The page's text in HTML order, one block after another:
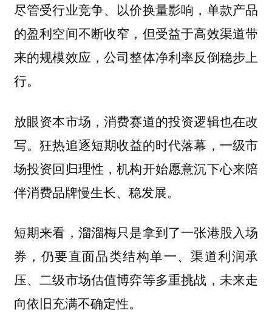
尽管受行业竞争、以价换量影响，单款产品
的盈利空间不断收窄，但受益于高效渠道带
来的规模效应，公司整体净利率反倒稳步上
行。
放眼资本市场，消费赛道的投资逻辑也在改
写。狂热追逐短期收益的时代落幕，一级市
场投资回归理性，机构开始愿意沉下心来陪
伴消费品牌慢生长、稳发展。
短期来看，溜溜梅只是拿到了一张港股入场
券，仍要直面品类结构单一、渠道利润承
压、二级市场估值博弈等多重挑战，未来走
向依旧充满不确定性。